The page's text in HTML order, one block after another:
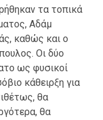
τα τοπικά
Αδάμ
καθώς και ο
Οι δύο
ως φυσικοί
κάθειρξη για
θα
θα